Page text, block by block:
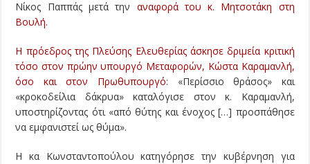
Νίκος Παππάς μετά την αναφορά του κ. Μητσοτάκη στη
Βουλή.
Η πρόεδρος της Πλεύσης Ελευθερίας άσκησε δριμεία κριτική
τόσο στον πρώην υπουργό Μεταφορών, Κώστα Καραμανλή,
όσο και στον Πρωθυπουργό: «Περίσσιο θράσος» και
«κροκοδείλια δάκρυα» καταλόγισε στον κ. Καραμανλή,
υποστηρίζοντας ότι «από θύτης και ένοχος […] προσπάθησε
να εμφανιστεί ως θύμα».
Η κα Κωνσταντοπούλου κατηγόρησε την κυβέρνηση για